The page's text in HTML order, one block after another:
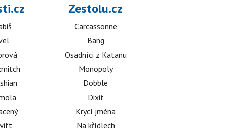
Zestolu.cz
Carcassonne
Bang
Osadníci z Katanu
Monopoly
Dobble
Dixit
Krycí jména
Na křídlech